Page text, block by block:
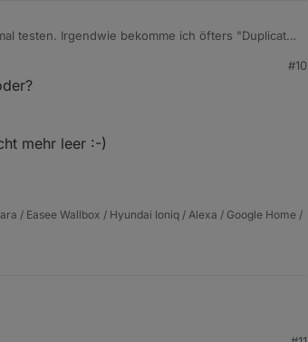
testen. Irgendwie bekomme ich öfters "Duplicate
#10
mehr leer :-)
/ Easee Wallbox / Hyundai Ioniq / Alexa / Google Home /